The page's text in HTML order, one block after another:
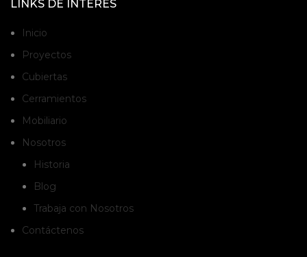
LINKS DE INTERÉS
Inicio
Proyectos
Cubiertas
Cerramientos
Mobiliario
Nosotros
Historia
Blog
Trabaja con Nosotros
Contáctenos